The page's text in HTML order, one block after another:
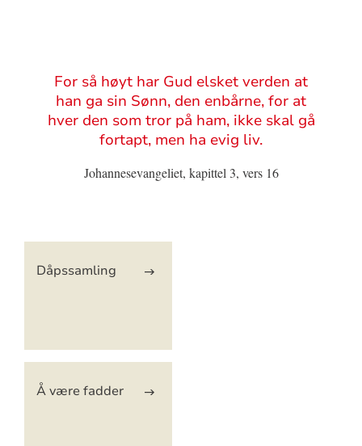
Sitat
For så høyt har Gud elsket verden at
han ga sin Sønn, den enbårne, for at
hver den som tror på ham, ikke skal gå
fortapt, men ha evig liv.
Johannesevangeliet, kapittel 3, vers 16
Dåpssamling
Å være fadder